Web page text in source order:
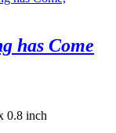
has Come
0.8 inch